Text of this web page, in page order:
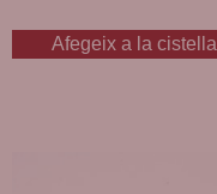
Afegeix a la cistella